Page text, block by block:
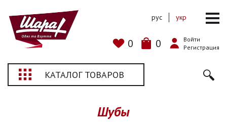
0 0
Войти
Регистрация
рус укр
КАТАЛОГ ТОВАРОВ
Шубы